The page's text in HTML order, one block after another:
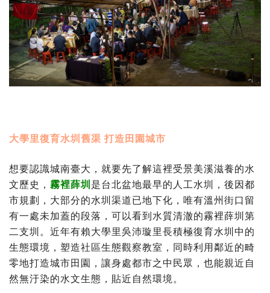
大學里復育水圳舊渠 打造田園城市
想要認識城南臺大，就要先了解這裡受景美溪滋養的水
文歷史， 霧裡薛圳 是台北盆地最早的人工水圳，後因都
市規劃，大部分的水圳渠道已地下化，唯有溫州街口留
有一處未加蓋的段落，可以看到水質清澈的霧裡薛圳第
二支圳。近年有賴大學里吳沛璇里長積極復育水圳中的
生態環境，塑造社區生態觀察教室，同時利用鄰近的畸
零地打造城市田園，讓身處都市之中民眾，也能親近自
然無汙染的水文生態，貼近自然環境。